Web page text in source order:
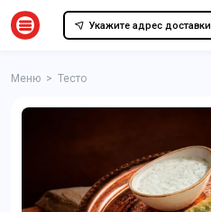
Укажите адрес доставки
Меню > Тесто